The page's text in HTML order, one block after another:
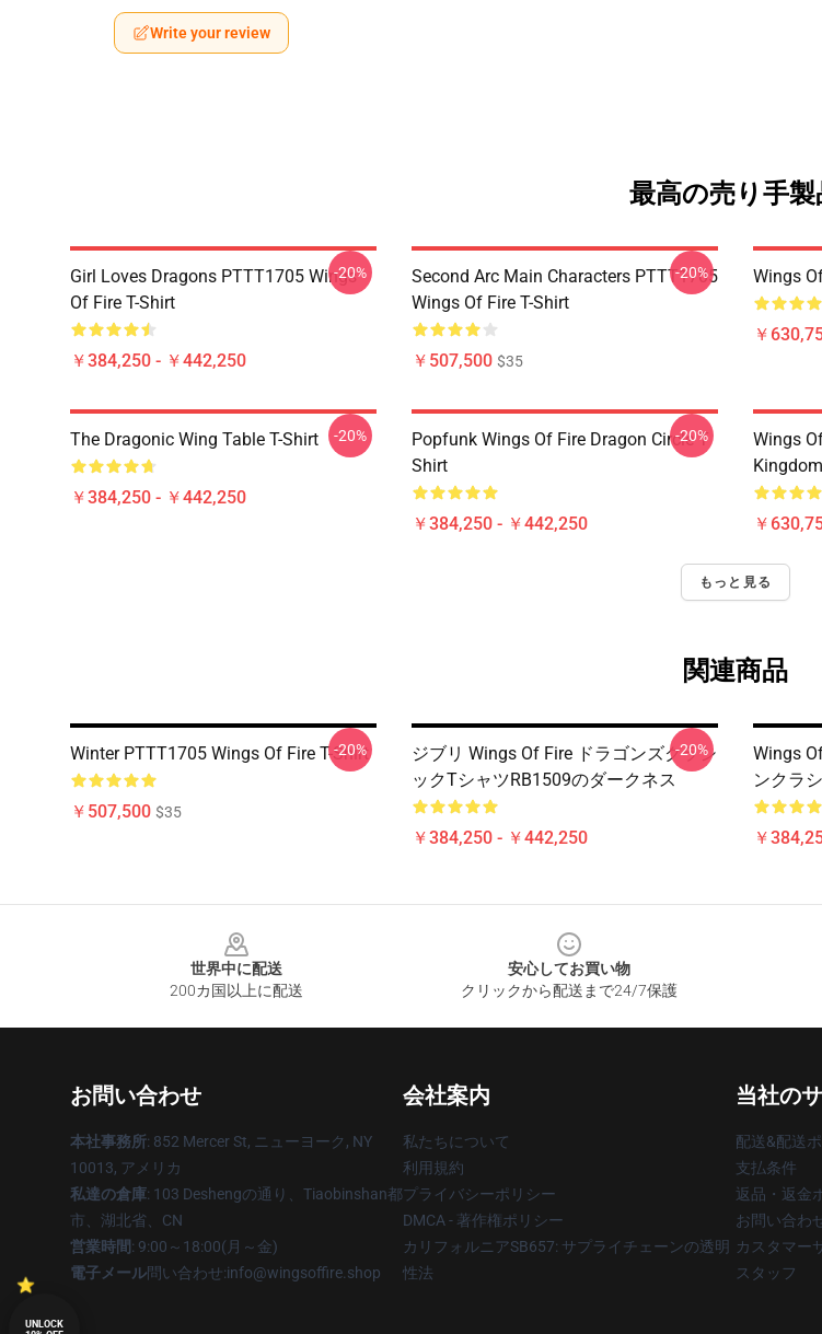
Write your review
最高の売り手製
Girl Loves Dragons PTTT1705 Wings
Of Fire T-Shirt
￥384,250 - ￥442,250
-20%
Second Arc Main Characters PTTT1705
Wings Of Fire T-Shirt
￥507,500 $35
-20% Wings
￥
The Dragonic Wing Table T-Shirt
￥384,250 - ￥442,250
-20%
Popfunk Wings Of Fire Dragon Circle T
Shirt
￥384,250 - ￥442,250
-20%
Wings
￥
もっと見る
関連商品
Winter PTTT1705 Wings Of Fire T-Shirt
￥507,500 $35
-20%
ジブリ Wings Of Fire ドラゴンズクラシ
ックTシャツRB1509のダークネス
￥384,250 - ￥442,250
-20%
Wings
ンクラ
￥
世界中に配送
200カ国以上に配送
安心してお買い物
クリックから配送まで24/7保護
お問い合わせ
本社事務所: 852 Mercer St, ニューヨーク, NY
10013, アメリカ
私達の倉庫: 103 Deshengの通り、Tiaobinshan都
市、湖北省、CN
営業時間: 9:00～18:00(月～金)
電子メール問い合わせ:info@wingsoffire.shop
会社案内
私たちについて
利用規約
プライバシーポリシー
DMCA - 著作権ポリシー
カリフォルニアSB657: サプライチェーンの透明
性法
当社の
配送&配送
支払条件
返品・返金
お問い合わ
カスタマー
スタッフ
UNLOCK